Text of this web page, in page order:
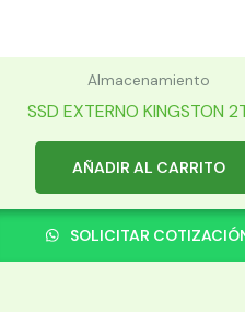
Almacenamiento
SSD EXTERNO KINGSTON
AÑADIR AL CARRITO
SOLICITAR